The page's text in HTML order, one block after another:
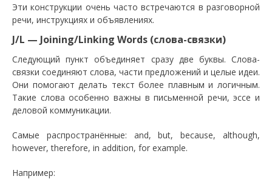
Эти конструкции очень часто встречаются в разговорной
речи, инструкциях и объявлениях.
J/L — Joining/Linking Words (слова-связки)
Следующий пункт объединяет сразу две буквы. Слова-
связки соединяют слова, части предложений и целые идеи.
Они помогают делать текст более плавным и логичным.
Такие слова особенно важны в письменной речи, эссе и
деловой коммуникации.
Самые распространённые: and, but, because, although,
however, therefore, in addition, for example.
Например: